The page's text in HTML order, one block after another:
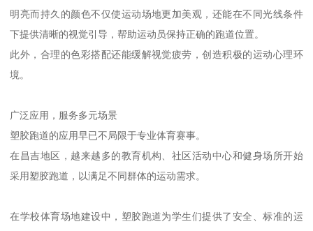
明亮而持久的颜色不仅使运动场地更加美观，还能在不同光线条件
下提供清晰的视觉引导，帮助运动员保持正确的跑道位置。
此外，合理的色彩搭配还能缓解视觉疲劳，创造积极的运动心理环
境。
广泛应用，服务多元场景
塑胶跑道的应用早已不局限于专业体育赛事。
在昌吉地区，越来越多的教育机构、社区活动中心和健身场所开始
采用塑胶跑道，以满足不同群体的运动需求。
在学校体育场地建设中，塑胶跑道为学生们提供了安全、标准的运